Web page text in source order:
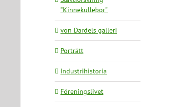
”Kinnekullebor”
von Dardels galleri
Porträtt
Industrihistoria
Föreningslivet